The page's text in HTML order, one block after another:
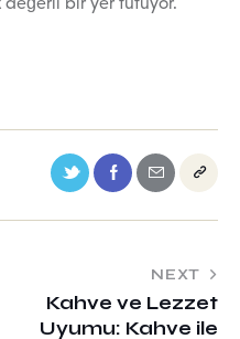
NEXT
Kahve ve Lezzet
Uyumu: Kahve ile